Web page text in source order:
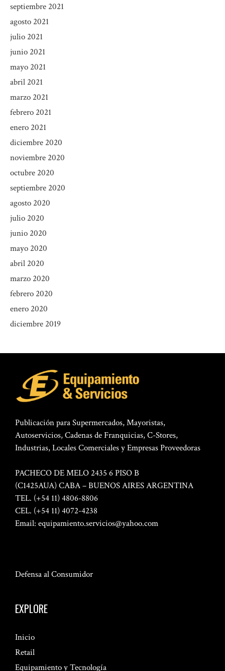
septiembre 2021
agosto 2021
julio 2021
junio 2021
mayo 2021
abril 2021
marzo 2021
febrero 2021
enero 2021
diciembre 2020
noviembre 2020
octubre 2020
septiembre 2020
agosto 2020
julio 2020
junio 2020
mayo 2020
abril 2020
marzo 2020
febrero 2020
enero 2020
diciembre 2019
Publicación para Supermercados, Mayoristas,
Autoservicios, Cadenas de Franquicias, C-Stores,
Industrias, Locales Comerciales y Empresas Proveedoras
PACHECO DE MELO 2435 6 PISO B
(C1425AUA) CABA – BUENOS AIRES ARGENTINA
TEL. (+54 11) 4806-8806
CEL. (+54 11) 4072-4238
Email: equipamiento.servicios@yahoo.com
Defensa al Consumidor
EXPLORE
Inicio
Retail
Equipamiento y Tecnología